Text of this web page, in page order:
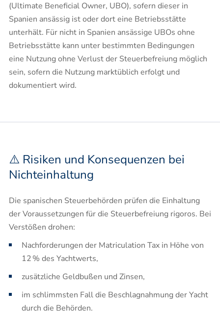
(Ultimate Beneficial Owner, UBO), sofern dieser in
Spanien ansässig ist oder dort eine Betriebsstätte
unterhält. Für nicht in Spanien ansässige UBOs ohne
Betriebsstätte kann unter bestimmten Bedingungen
eine Nutzung ohne Verlust der Steuerbefreiung möglich
sein, sofern die Nutzung marktüblich erfolgt und
dokumentiert wird.
⚠️ Risiken und Konsequenzen bei
Nichteinhaltung
Die spanischen Steuerbehörden prüfen die Einhaltung
der Voraussetzungen für die Steuerbefreiung rigoros. Bei
Verstößen drohen:
Nachforderungen der Matriculation Tax in Höhe von
12 % des Yachtwerts,
zusätzliche Geldbußen und Zinsen,
im schlimmsten Fall die Beschlagnahmung der Yacht
durch die Behörden.